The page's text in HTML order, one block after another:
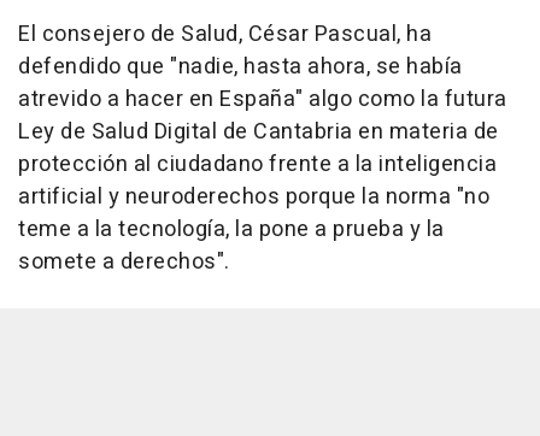
El consejero de Salud, César Pascual, ha
defendido que "nadie, hasta ahora, se había
atrevido a hacer en España" algo como la futura
Ley de Salud Digital de Cantabria en materia de
protección al ciudadano frente a la inteligencia
artificial y neuroderechos porque la norma "no
teme a la tecnología, la pone a prueba y la
somete a derechos".